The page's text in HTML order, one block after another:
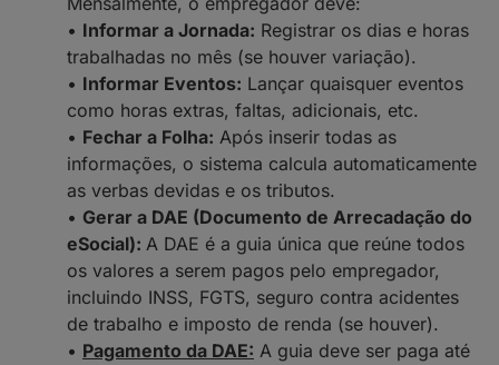
• Informar a Jornada: Registrar os dias e horas
trabalhadas no mês (se houver variação).
• Informar Eventos: Lançar quaisquer eventos
como horas extras, faltas, adicionais, etc.
• Fechar a Folha: Após inserir todas as
informações, o sistema calcula automaticamente
as verbas devidas e os tributos.
• Gerar a DAE (Documento de Arrecadação do
eSocial): A DAE é a guia única que reúne todos
os valores a serem pagos pelo empregador,
incluindo INSS, FGTS, seguro contra acidentes
de trabalho e imposto de renda (se houver).
• Pagamento da DAE: A guia deve ser paga até